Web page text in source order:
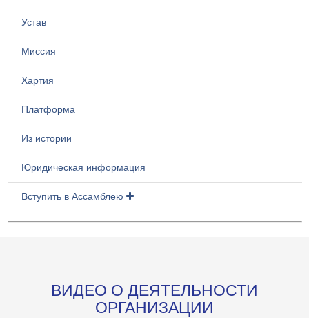
Устав
Миссия
Хартия
Платформа
Из истории
Юридическая информация
Вступить в Ассамблею
ВИДЕО О ДЕЯТЕЛЬНОСТИ
ОРГАНИЗАЦИИ